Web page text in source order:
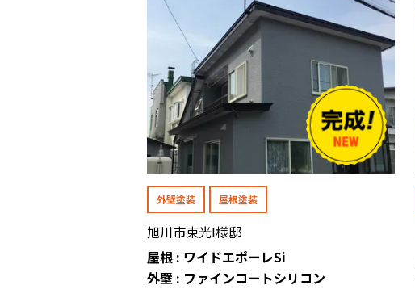
外壁塗装 屋根塗装
旭川市東光I様邸
屋根 : ワイドエポーレSi
外壁 : ファインコートシリコン